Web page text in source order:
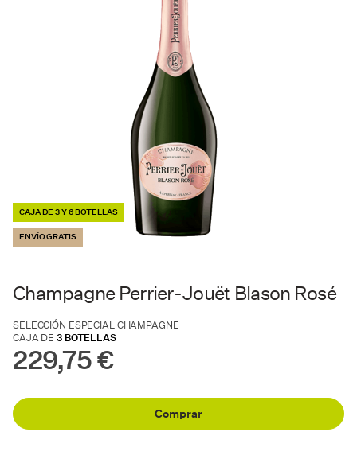
CAJA DE 3 Y 6 BOTELLAS
ENVÍO GRATIS
Champagne Perrier-Jouët Blason Rosé
SELECCIÓN ESPECIAL CHAMPAGNE
CAJA DE3 BOTELLAS
229,75 €
Comprar